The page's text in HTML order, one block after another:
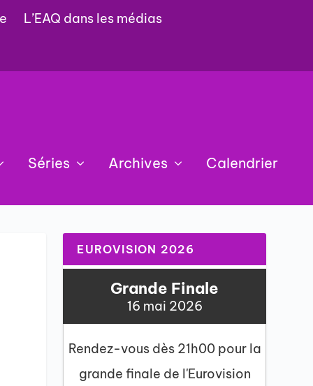
L’EAQ dans les médias
Séries Archives Calendrier
EUROVISION 2026
Grande Finale
16 mai 2026
Rendez-vous dès 21h00 pour la
grande finale de l'Eurovision